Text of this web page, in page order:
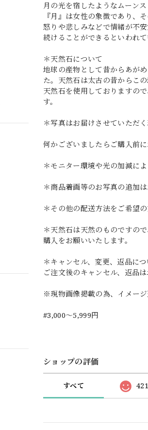
月の光を宿したようなムーン
『月』は女性の象徴であり、
怒りや悲しみなどで情緒が不
続けることができるといわれて
＊天然石について
地球の産物として昔からあが
た。天然石は太古の昔からこ
天然石を使用しておりますの
す。
＊写真はお届けさせていただ
何かございましたらご購入前
＊モニター環境や光の加減に
＊商品着画等のお写真の追加
＊その他の配送方法をご希望
＊天然石は天然のものですの
購入をお願いいたします。
＊キャンセル、変更、返品に
ご注文後のキャンセル、返品
※現物画像掲載の為、イメージ
#3,000～5,999円
ショップの評価
すべて 421